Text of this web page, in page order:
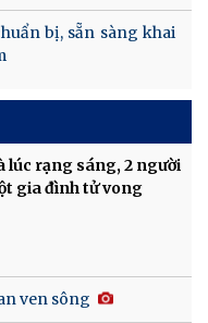
bị, sẵn sàng khai
lúc rạng sáng, 2 người
gia đình tử vong
ven sông